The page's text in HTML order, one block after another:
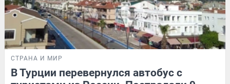
СТРАНА И МИР
В Турции перевернулся автобус с